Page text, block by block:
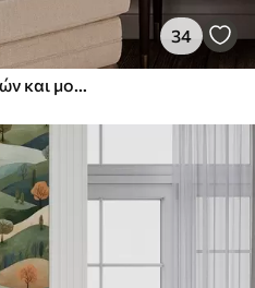
34
Φωτεινή σύνθεση λουλουδιών και μούρων με παπαγάλους